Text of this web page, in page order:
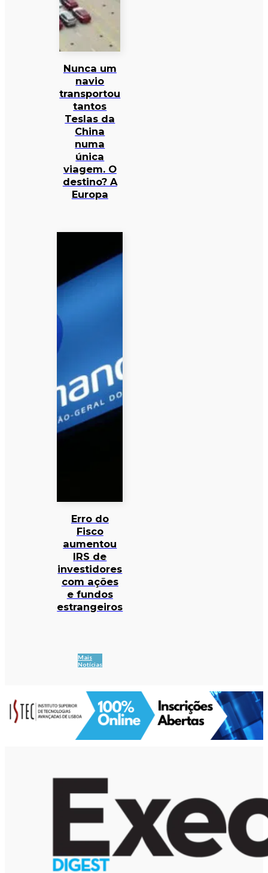
Nunca um
navio
transportou
tantos
Teslas da
China
numa
única
viagem. O
destino? A
Europa
Erro do
Fisco
aumentou
IRS de
investidores
com ações
e fundos
estrangeiros
Mais
Notícias